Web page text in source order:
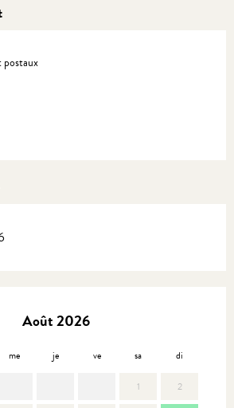
postaux
Août 2026
me je ve sa di
1 2